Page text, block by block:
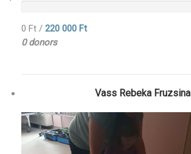
0 Ft / 220 000 Ft
0 donors
Vass Rebeka Fruzsina